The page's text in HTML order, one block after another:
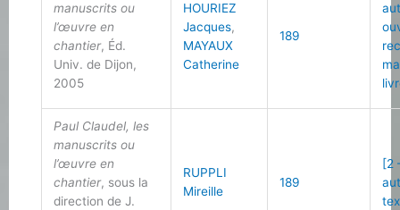
manuscrits ou
l’œuvre en
chantier, Éd.
Univ. de Dijon,
2005
HOURIEZ
Jacques,
MAYAUX
Catherine
189
Paul Claudel, les
manuscrits ou
l’œuvre en
chantier, sous la
direction de J.
RUPPLI
Mireille
189
[2